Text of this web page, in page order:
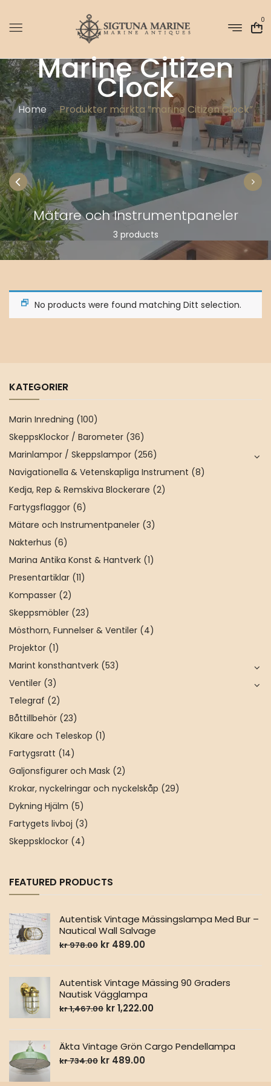
0
Marine Citizen
Clock
Home Produkter märkta ”marine Citizen Clock”
Mätare och Instrumentpaneler
3 products
KATEGORIER
Marin Inredning (100)
SkeppsKlockor / Barometer (36)
Marinlampor / Skeppslampor (256)
Navigationella & Vetenskapliga Instrument (8)
Kedja, Rep & Remskiva Blockerare (2)
Fartygsflaggor (6)
Mätare och Instrumentpaneler (3)
Nakterhus (6)
Marina Antika Konst & Hantverk (1)
Presentartiklar (11)
Kompasser (2)
Skeppsmöbler (23)
Mösthorn, Funnelser & Ventiler (4)
Projektor (1)
Marint konsthantverk (53)
Ventiler (3)
Telegraf (2)
Båttillbehör (23)
Kikare och Teleskop (1)
Fartygsratt (14)
Galjonsfigurer och Mask (2)
Krokar, nyckelringar och nyckelskåp (29)
Dykning Hjälm (5)
Fartygets livboj (3)
Skeppsklockor (4)
FEATURED PRODUCTS
Autentisk Vintage Mässingslampa Med Bur –
Nautical Wall Salvage
kr978.00 kr 489.00
Autentisk Vintage Mässing 90 Graders
Nautisk Vägglampa
kr1,467.00 kr1,222.00
Äkta Vintage Grön Cargo Pendellampa
kr734.00 kr 489.00
No products were found matching Ditt selection.